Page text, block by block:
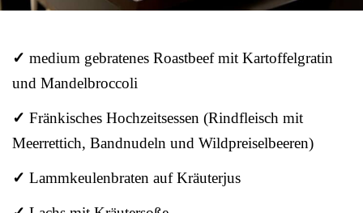
✓ medium gebratenes Roastbeef mit Kartoffelgratin
und Mandelbroccoli
✓ Fränkisches Hochzeitsessen (Rindfleisch mit
Meerrettich, Bandnudeln und Wildpreiselbeeren)
✓ Lammkeulenbraten auf Kräuterjus